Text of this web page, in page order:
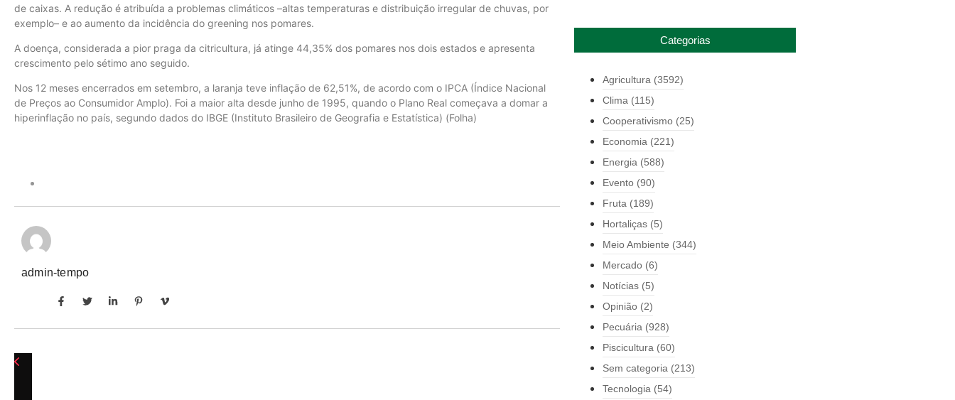
de caixas. A redução é atribuída a problemas climáticos –altas temperaturas e distribuição irregular de chuvas, por
exemplo– e ao aumento da incidência do greening nos pomares.
A doença, considerada a pior praga da citricultura, já atinge 44,35% dos pomares nos dois estados e apresenta
crescimento pelo sétimo ano seguido.
Nos 12 meses encerrados em setembro, a laranja teve inflação de 62,51%, de acordo com o IPCA (Índice Nacional
de Preços ao Consumidor Amplo). Foi a maior alta desde junho de 1995, quando o Plano Real começava a domar a
hiperinflação no país, segundo dados do IBGE (Instituto Brasileiro de Geografia e Estatística) (Folha)
admin-tempo
Categorias
Agricultura (3592)
Clima (115)
Cooperativismo (25)
Economia (221)
Energia (588)
Evento (90)
Fruta (189)
Hortaliças (5)
Meio Ambiente (344)
Mercado (6)
Notícias (5)
Opinião (2)
Pecuária (928)
Piscicultura (60)
Sem categoria (213)
Tecnologia (54)